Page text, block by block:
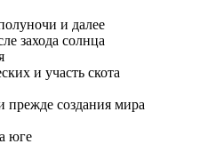
и далее
захода солнца
и участь скота
прежде создания мира
юге